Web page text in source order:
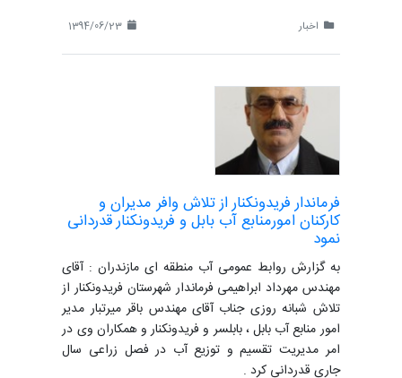
اخبار
فرماندار فریدونکنار از تلاش وافر مدیران و
کارکنان امورمنابع آب بابل و فریدونکنار قدردانی
نمود
به گزارش روابط عمومی آب منطقه ای مازندران : آقای
مهندس مهرداد ابراهیمی فرماندار شهرستان فریدونکنار از
تلاش شبانه روزی جناب آقای مهندس باقر میرتبار مدیر
امور منابع آب بابل ، بابلسر و فریدونکنار و همکاران وی در
امر مدیریت تقسیم و توزیع آب در فصل زراعی سال
جاری قدردانی کرد .